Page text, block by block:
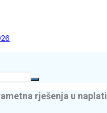
rješenja u naplati